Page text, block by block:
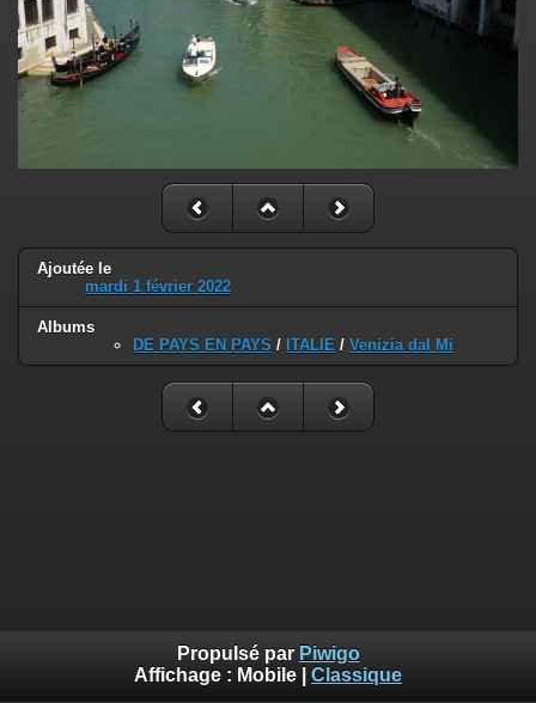
Ajoutée le
mardi 1 février 2022
Albums
DE PAYS EN PAYS / ITALIE / Venizia dal Mi
Propulsé par Piwigo
Affichage : Mobile Classique